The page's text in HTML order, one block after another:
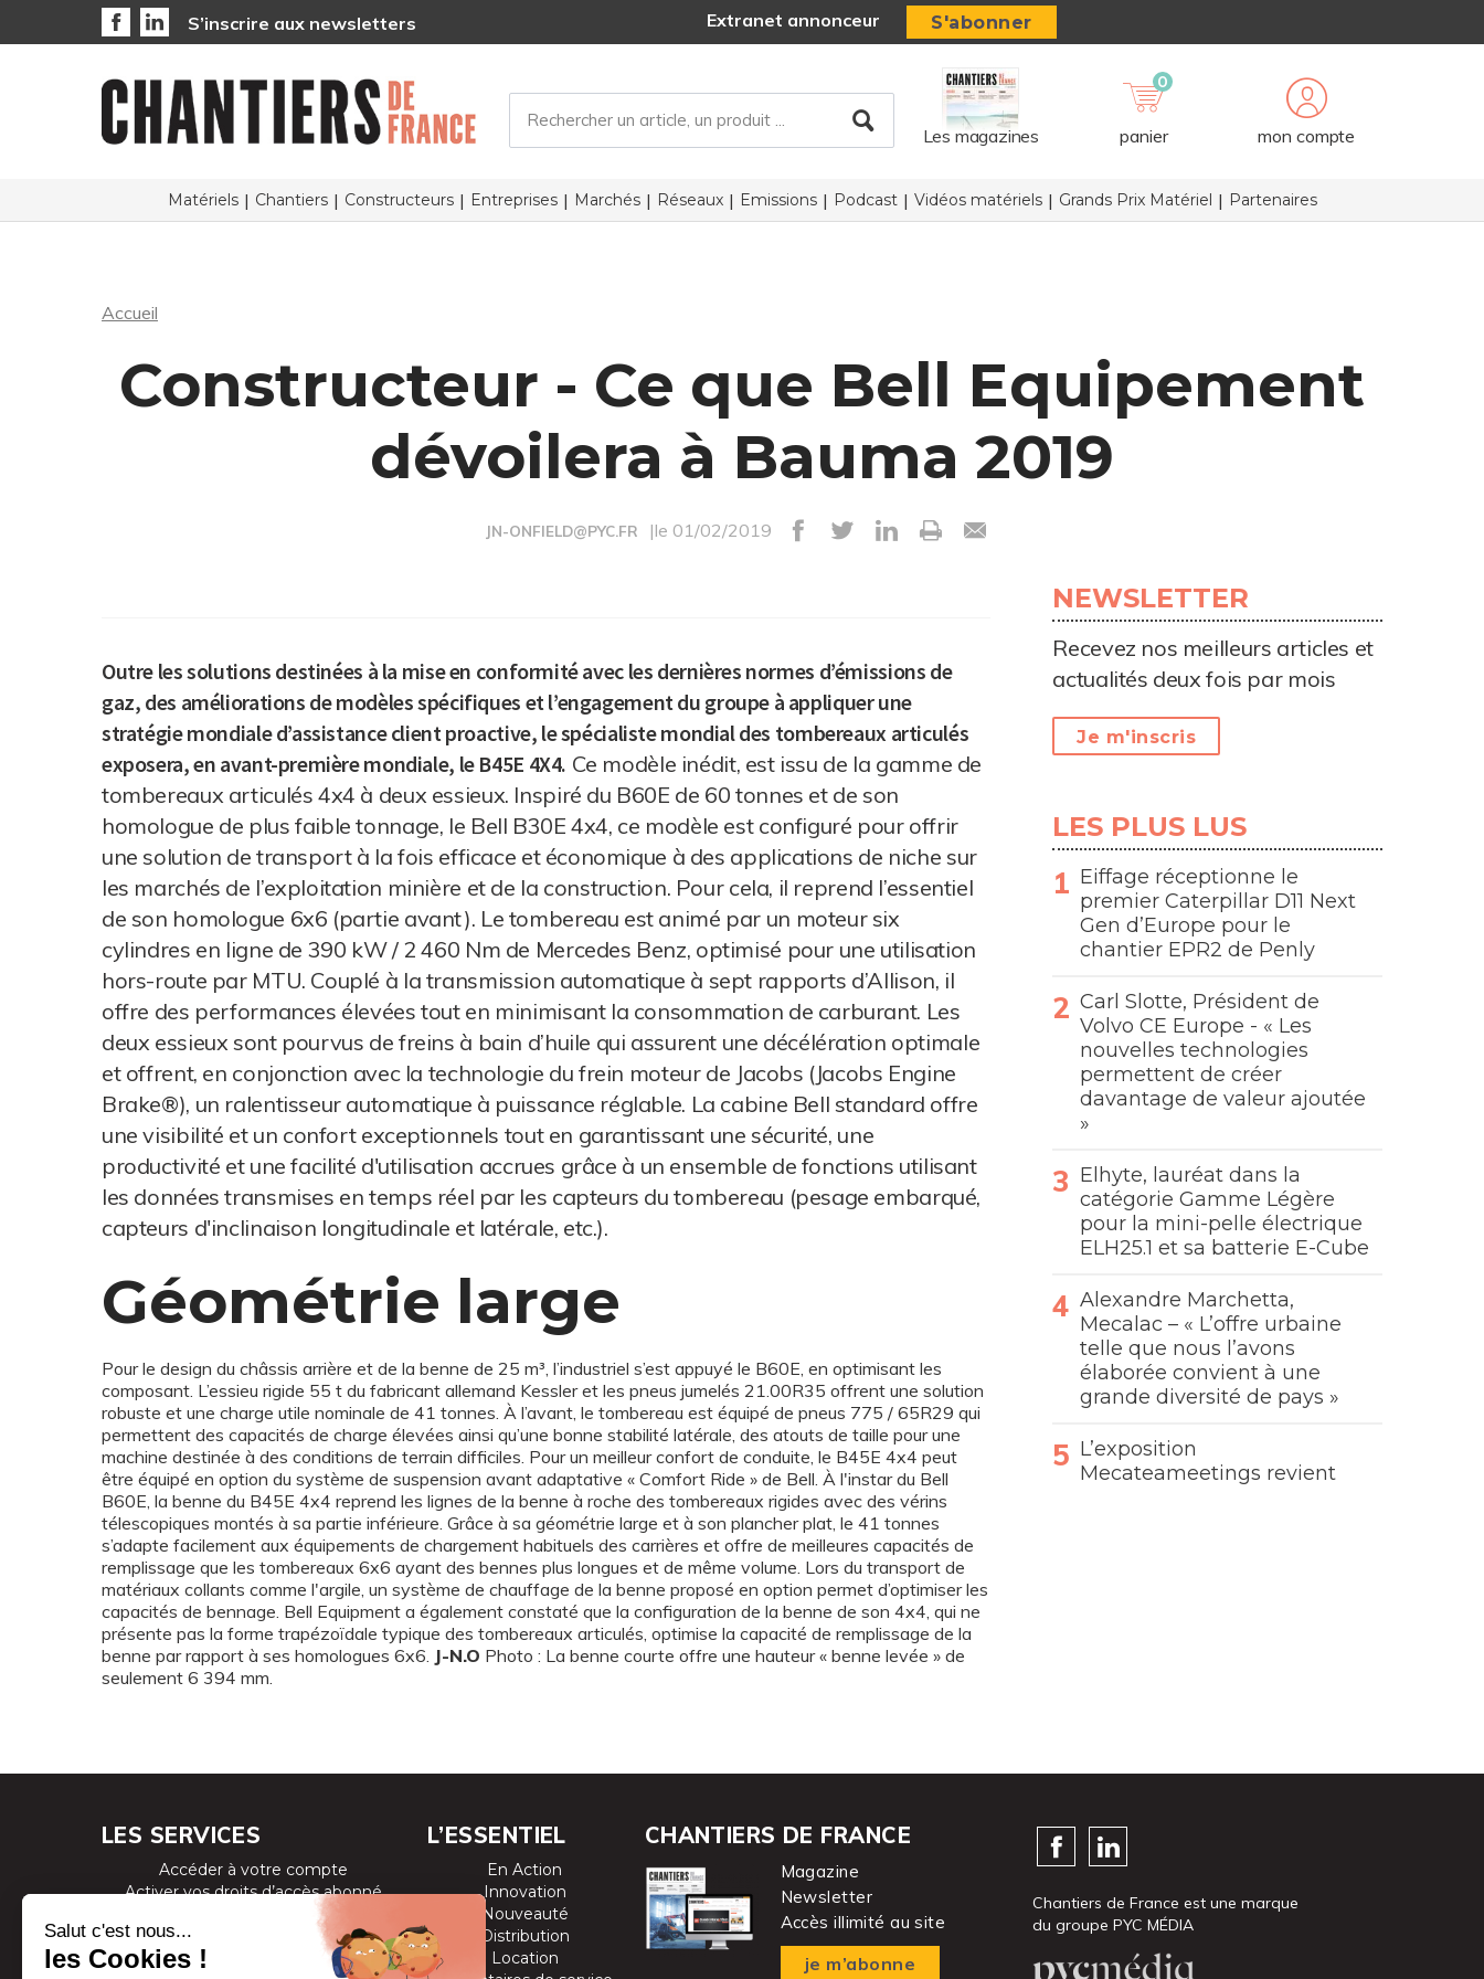
S’inscrire aux newsletters Extranet annonceur S'abonner
Les magazines
0
panier mon compte
Matériels Chantiers Constructeurs Entreprises Marchés Réseaux Emissions Podcast Vidéos matériels Grands Prix Matériel Partenaires
Accueil
Constructeur - Ce que Bell Equipement
dévoilera à Bauma 2019
JN-ONFIELD@PYC.FR |le 01/02/2019
Outre les solutions destinées à la mise en conformité avec les dernières normes d’émissions de
gaz, des améliorations de modèles spécifiques et l’engagement du groupe à appliquer une
stratégie mondiale d’assistance client proactive, le spécialiste mondial des tombereaux articulés
exposera, en avant-première mondiale, le B45E 4X4. Ce modèle inédit, est issu de la gamme de
tombereaux articulés 4x4 à deux essieux. Inspiré du B60E de 60 tonnes et de son
homologue de plus faible tonnage, le Bell B30E 4x4, ce modèle est configuré pour offrir
une solution de transport à la fois efficace et économique à des applications de niche sur
les marchés de l’exploitation minière et de la construction. Pour cela, il reprend l’essentiel
de son homologue 6x6 (partie avant). Le tombereau est animé par un moteur six
cylindres en ligne de 390 kW / 2 460 Nm de Mercedes Benz, optimisé pour une utilisation
hors-route par MTU. Couplé à la transmission automatique à sept rapports d’Allison, il
offre des performances élevées tout en minimisant la consommation de carburant. Les
deux essieux sont pourvus de freins à bain d’huile qui assurent une décélération optimale
et offrent, en conjonction avec la technologie du frein moteur de Jacobs (Jacobs Engine
Brake®), un ralentisseur automatique à puissance réglable. La cabine Bell standard offre
une visibilité et un confort exceptionnels tout en garantissant une sécurité, une
productivité et une facilité d'utilisation accrues grâce à un ensemble de fonctions utilisant
les données transmises en temps réel par les capteurs du tombereau (pesage embarqué,
capteurs d'inclinaison longitudinale et latérale, etc.).
Géométrie large
Pour le design du châssis arrière et de la benne de 25 m³, l’industriel s’est appuyé le B60E, en optimisant les
composant. L’essieu rigide 55 t du fabricant allemand Kessler et les pneus jumelés 21.00R35 offrent une solution
robuste et une charge utile nominale de 41 tonnes. À l’avant, le tombereau est équipé de pneus 775 / 65R29 qui
permettent des capacités de charge élevées ainsi qu’une bonne stabilité latérale, des atouts de taille pour une
machine destinée à des conditions de terrain difficiles. Pour un meilleur confort de conduite, le B45E 4x4 peut
être équipé en option du système de suspension avant adaptative « Comfort Ride » de Bell. À l'instar du Bell
B60E, la benne du B45E 4x4 reprend les lignes de la benne à roche des tombereaux rigides avec des vérins
télescopiques montés à sa partie inférieure. Grâce à sa géométrie large et à son plancher plat, le 41 tonnes
s’adapte facilement aux équipements de chargement habituels des carrières et offre de meilleures capacités de
remplissage que les tombereaux 6x6 ayant des bennes plus longues et de même volume. Lors du transport de
matériaux collants comme l'argile, un système de chauffage de la benne proposé en option permet d’optimiser les
capacités de bennage. Bell Equipment a également constaté que la configuration de la benne de son 4x4, qui ne
présente pas la forme trapézoïdale typique des tombereaux articulés, optimise la capacité de remplissage de la
benne par rapport à ses homologues 6x6. J-N.O Photo : La benne courte offre une hauteur « benne levée » de
seulement 6 394 mm.
NEWSLETTER
Recevez nos meilleurs articles et
actualités deux fois par mois
Je m'inscris
LES PLUS LUS
Eiffage réceptionne le
premier Caterpillar D11 Next
Gen d’Europe pour le
chantier EPR2 de Penly
Carl Slotte, Président de
Volvo CE Europe - « Les
nouvelles technologies
permettent de créer
davantage de valeur ajoutée
»
Elhyte, lauréat dans la
catégorie Gamme Légère
pour la mini-pelle électrique
ELH25.1 et sa batterie E-Cube
Alexandre Marchetta,
Mecalac – « L’offre urbaine
telle que nous l’avons
élaborée convient à une
grande diversité de pays »
L’exposition
Mecateameetings revient
LES SERVICES
Accéder à votre compte
Activer vos droits d’accès abonné
Consulter les magazines
S’inscrire aux newsletters
Devenir annonceur
L’ESSENTIEL
En Action
Innovation
Nouveauté
Distribution
Location
CHANTIERS DE FRANCE
Magazine
Newsletter
Accès illimité au site
je m’abonne
Chantiers de France est une marque
du groupe PYC MÉDIA